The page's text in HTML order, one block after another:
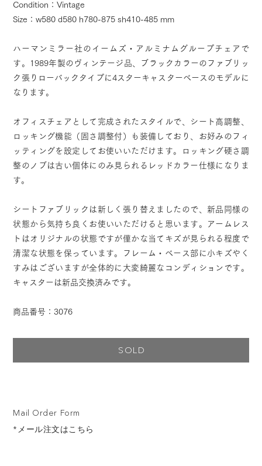
Mail Order Form
*メール注文はこちら
Condition：Vintage
Size：w580 d580 h780-875 sh410-485 mm
ハーマンミラー社のイームズ・アルミナムグループチェアで
す。1989年製のヴィンテージ品、ブラックカラーのファブリッ
ク張りローバックタイプに4スターキャスターベースのモデルに
なります。
オフィスチェアとして完成されたスタイルで、シート高調整、
ロッキング機能（固さ調整付）も装備しており、お好みのフィ
ッティングを設定してお使いいただけます。ロッキング硬さ調
整のノブは古い個体にのみ見られるレッドカラー仕様になりま
す。
シートファブリックは新しく張り替えましたので、新品同様の
状態から気持ち良くお使いいただけると思います。アームレス
トはオリジナルの状態ですが僅かな当てキズが見られる程度で
清潔な状態を保っています。フレーム・ベース部に小キズやく
すみはございますが全体的に大変綺麗なコンディションです。
キャスターは新品交換済みです。
商品番号：3076
SOLD